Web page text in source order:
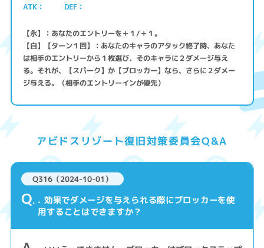
ATK
DEF
【永】：あなたのエントリーを＋１/＋１。
【自】【ターン１回】：あなたのキャラのアタック終了時、あなた
は相手のエントリーから１枚選び、そのキャラに２ダメージ与え
る。それが、【スパーク】か【ブロッカー】なら、さらに２ダメー
ジ与える。（相手のエントリーインが優先）
アビドスリゾート復旧対策委員会Q&A
Q316（2024-10-01）
Q . 効果でダメージを与えられる際にブロッカーを使
用することはできますか？